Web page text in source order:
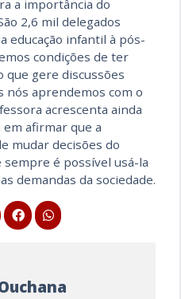
a importância do
2,6 mil delegados
educação infantil à pós-
condições de ter
gere discussões
nós aprendemos com o
acrescenta ainda
afirmar que a
mudar decisões do
é possível usá-la
demandas da sociedade.